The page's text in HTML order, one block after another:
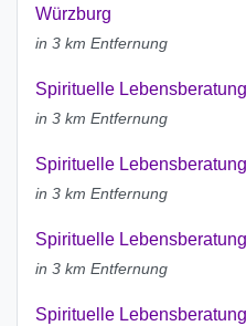
Würzburg
in 3 km Entfernung
Spirituelle
in 3 km Entfernung
Spirituelle
in 3 km Entfernung
Spirituelle
in 3 km Entfernung
Spirituelle